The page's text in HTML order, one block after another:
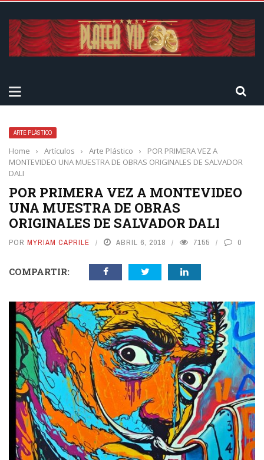
ARTE PLÁSTICO
Home › Artículos › Arte Plástico ›
POR PRIMERA VEZ A
MONTEVIDEO UNA MUESTRA DE OBRAS ORIGINALES DE SALVADOR
DALI
POR PRIMERA VEZ A MONTEVIDEO
UNA MUESTRA DE OBRAS
ORIGINALES DE SALVADOR DALI
POR MYRIAM CAPRILE ABRIL 6, 2018 7155 0
COMPARTIR: